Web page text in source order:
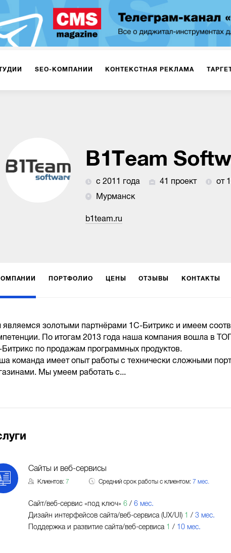
SEO-КОМПАНИИ КОНТЕКСТНАЯ РЕКЛАМА
НА ИНТЕРНЕТ-ПЛОЩАДКАХ РАБОТА С МАРКЕТПЛЕЙСАМИ
B1Team
с 2011 года 41 проект
от
Мурманск
b1team.ru
ПОРТФОЛИО ЦЕНЫ ОТЗЫВЫ КОНТАКТЫ
золотыми партнёрами 1С-Битрикс и имеем
По итогам 2013 года наша компания вошла в
по продажам программных продуктов.
команда имеет опыт работы с технически сложными
Мы умеем работать с...
Сайты и веб-сервисы
Клиентов:7 Средний срок работы с клиентом: 7 мес.
Сайт/веб-сервис «под ключ» 6/ 6 мес.
Дизайн интерфейсов сайта/веб-сервиса (UX/UI) 1 / 3 мес.
Поддержка и развитие сайта/веб-сервиса 1 / 10 мес.